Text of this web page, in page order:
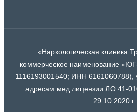
«Наркологическая клиника
коммерческое наименование
1116193001540; ИНН 6161060788),
адресам мед лицензии ЛО 41-
29.10.2020 г.